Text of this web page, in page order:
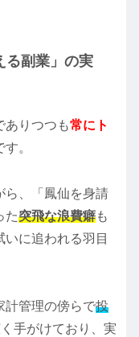
る副業」の実
ありつつも常にト
。
ら、「鳳仙を身請
た突飛な浪費癖も
に追われる羽目
計管理の傍らで投
手がけており、実